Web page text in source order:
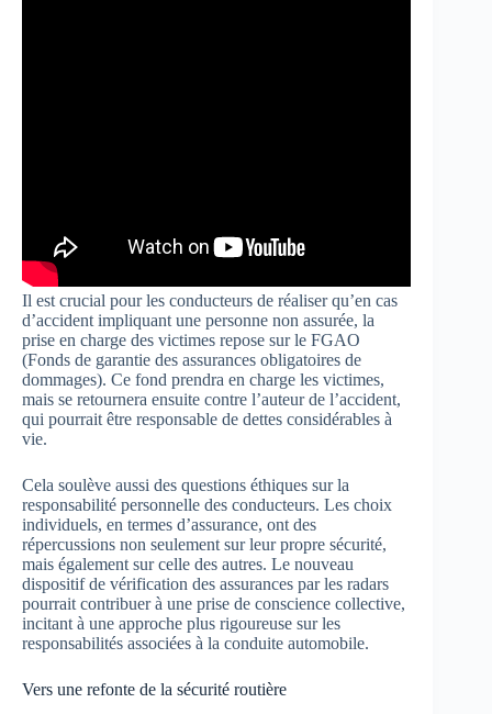
Il est crucial pour les conducteurs de réaliser qu’en cas
d’accident impliquant une personne non assurée, la
prise en charge des victimes repose sur le FGAO
(Fonds de garantie des assurances obligatoires de
dommages). Ce fond prendra en charge les victimes,
mais se retournera ensuite contre l’auteur de l’accident,
qui pourrait être responsable de dettes considérables à
vie.
Cela soulève aussi des questions éthiques sur la
responsabilité personnelle des conducteurs. Les choix
individuels, en termes d’assurance, ont des
répercussions non seulement sur leur propre sécurité,
mais également sur celle des autres. Le nouveau
dispositif de vérification des assurances par les radars
pourrait contribuer à une prise de conscience collective,
incitant à une approche plus rigoureuse sur les
responsabilités associées à la conduite automobile.
Vers une refonte de la sécurité routière